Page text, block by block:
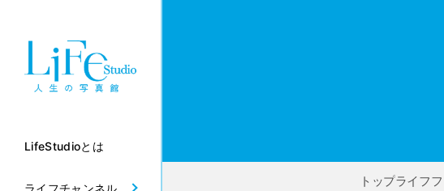
LifeStudioとは
ライフチャンネル トップライフ